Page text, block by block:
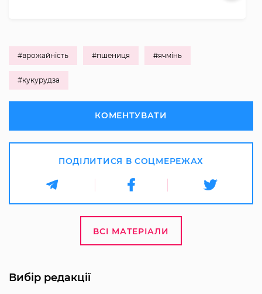
#врожайність #пшениця #ячмінь
#кукурудза
КОМЕНТУВАТИ
ПОДІЛИТИСЯ В СОЦМЕРЕЖАХ
ВСІ МАТЕРІАЛИ
Вибір редакції